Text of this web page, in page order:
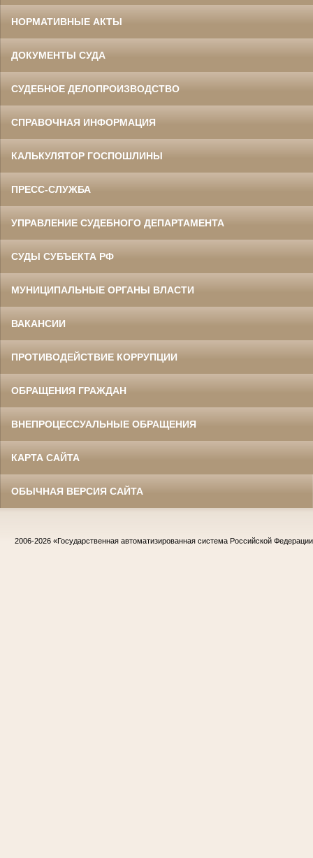
НОРМАТИВНЫЕ АКТЫ
ДОКУМЕНТЫ СУДА
СУДЕБНОЕ ДЕЛОПРОИЗВОДСТВО
СПРАВОЧНАЯ ИНФОРМАЦИЯ
КАЛЬКУЛЯТОР ГОСПОШЛИНЫ
ПРЕСС-СЛУЖБА
УПРАВЛЕНИЕ СУДЕБНОГО ДЕПАРТАМЕНТА
СУДЫ СУБЪЕКТА РФ
МУНИЦИПАЛЬНЫЕ ОРГАНЫ ВЛАСТИ
ВАКАНСИИ
ПРОТИВОДЕЙСТВИЕ КОРРУПЦИИ
ОБРАЩЕНИЯ ГРАЖДАН
ВНЕПРОЦЕССУАЛЬНЫЕ ОБРАЩЕНИЯ
КАРТА САЙТА
ОБЫЧНАЯ ВЕРСИЯ САЙТА
2006-2026 «Государственная автоматизированная система Российской